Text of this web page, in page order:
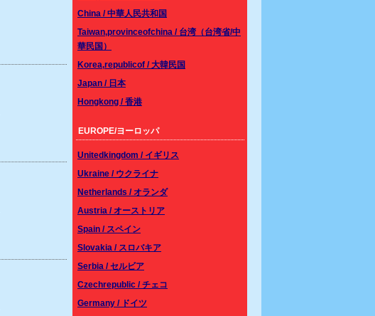
China / 中華人民共和国
Taiwan,provinceofchina / 台湾（台湾省/中
華民国）
Korea,republicof / 大韓民国
Japan / 日本
Hongkong / 香港
EUROPE/ヨーロッパ
Unitedkingdom / イギリス
Ukraine / ウクライナ
Netherlands / オランダ
Austria / オーストリア
Spain / スペイン
Slovakia / スロバキア
Serbia / セルビア
Czechrepublic / チェコ
Germany / ドイツ